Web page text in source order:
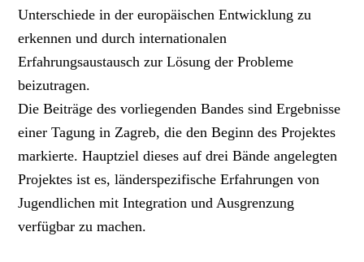
Unterschiede in der europäischen Entwicklung zu
erkennen und durch internationalen
Erfahrungsaustausch zur Lösung der Probleme
beizutragen.
Die Beiträge des vorliegenden Bandes sind Ergebnisse
einer Tagung in Zagreb, die den Beginn des Projektes
markierte. Hauptziel dieses auf drei Bände angelegten
Projektes ist es, länderspezifische Erfahrungen von
Jugendlichen mit Integration und Ausgrenzung
verfügbar zu machen.